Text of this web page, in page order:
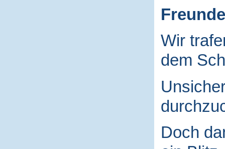
Freunde
Wir
dem
Doch